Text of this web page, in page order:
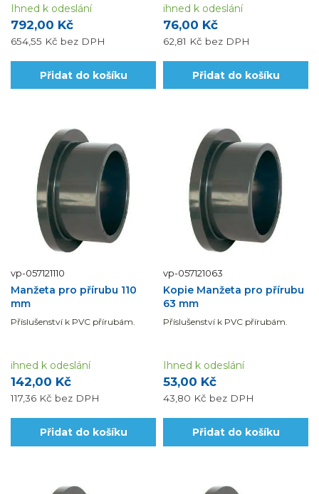
792,00 Kč
654,55 Kč bez DPH
Ihned k odeslání
Přidat do košíku
76,00 Kč
62,81 Kč bez DPH
ihned k odeslání
Přidat do košíku
vp-057121110
Manžeta pro přírubu 110
mm
Příslušenství k PVC přírubám.
142,00 Kč
117,36 Kč bez DPH
ihned k odeslání
Přidat do košíku
vp-057121063
Kopie Manžeta pro přírubu
63 mm
Příslušenství k PVC přírubám.
53,00 Kč
43,80 Kč bez DPH
Ihned k odeslání
Přidat do košíku